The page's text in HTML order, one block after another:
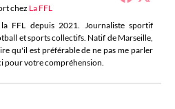
chez La FFL
FFL depuis 2021. Journaliste sportif
et sports collectifs. Natif de Marseille,
qu'il est préférable de ne pas me parler
pour votre compréhension.